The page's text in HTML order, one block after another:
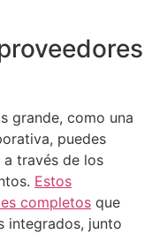
grande, como una
puedes
través de los
Estos
completos que
integrados, junto